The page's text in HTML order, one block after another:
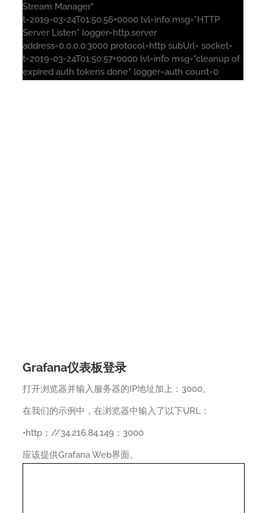
Stream Manager"
t=2019-03-24T01:50:56+0000 lvl=info msg="HTTP
Server Listen" logger=http.server
address=0.0.0.0:3000 protocol=http subUrl= socket=
t=2019-03-24T01:50:57+0000 lvl=info msg="cleanup of
expired auth tokens done" logger=auth count=0
Grafana仪表板登录
打开浏览器并输入服务器的IP地址加上：3000。
在我们的示例中，在浏览器中输入了以下URL：
•http：//34.216.84.149：3000
应该提供Grafana Web界面。